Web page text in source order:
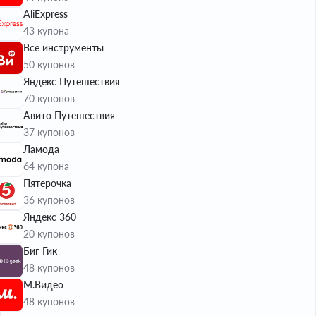
AliExpress
43 купона
Все инструменты
50 купонов
Яндекс Путешествия
70 купонов
Авито Путешествия
37 купонов
Ламода
64 купона
Пятерочка
36 купонов
Яндекс 360
20 купонов
Биг Гик
48 купонов
М.Видео
48 купонов